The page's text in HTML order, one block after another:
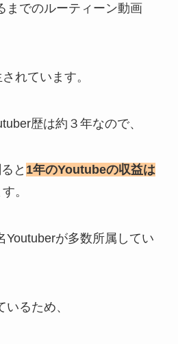
までのルーティーン動画
れています。
歴は約３年なので、
と 1年のYoutubeの収益は
。
Youtuberが多数所属してい
いるため、